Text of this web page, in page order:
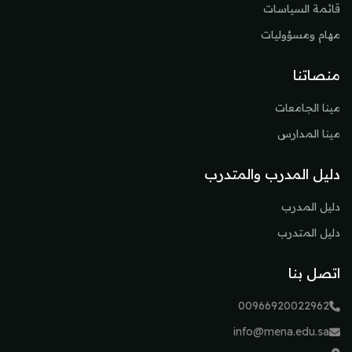
قائمة السياسات
مهام ومسؤوليات
منصاتنا
مينا الجامعات
مينا المدارس
دليل المدرب والمتدرب
دليل المدرب
دليل المتدرب
اتصل بنا
00966920022962
info@mena.edu.sa